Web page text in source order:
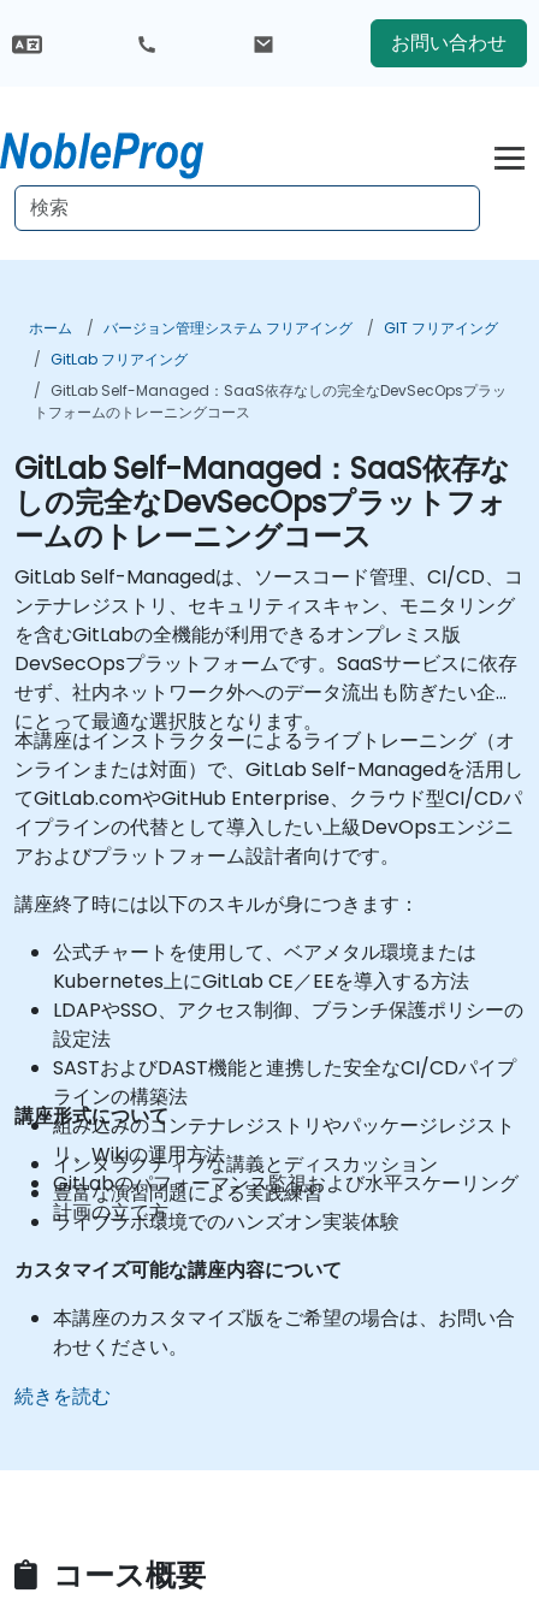
お問い合わせ
ホーム バージョン管理システム フリアイング
GIT フリアイング
GitLab フリアイング
GitLab Self-Managed：SaaS依存なしの完全なDevSecOpsプラッ
トフォームのトレーニングコース
GitLab Self-Managed：SaaS依存な
しの完全なDevSecOpsプラットフォ
ームのトレーニングコース
GitLab Self-Managedは、ソースコード管理、CI/CD、コ
ンテナレジストリ、セキュリティスキャン、モニタリング
を含むGitLabの全機能が利用できるオンプレミス版
DevSecOpsプラットフォームです。SaaSサービスに依存
せず、社内ネットワーク外へのデータ流出も防ぎたい企業
にとって最適な選択肢となります。
本講座はインストラクターによるライブトレーニング（オ
ンラインまたは対面）で、GitLab Self-Managedを活用し
てGitLab.comやGitHub Enterprise、クラウド型CI/CDパ
イプラインの代替として導入したい上級DevOpsエンジニ
アおよびプラットフォーム設計者向けです。
講座終了時には以下のスキルが身につきます：
公式チャートを使用して、ベアメタル環境または
Kubernetes上にGitLab CE／EEを導入する方法
LDAPやSSO、アクセス制御、ブランチ保護ポリシーの
設定法
SASTおよびDAST機能と連携した安全なCI/CDパイプ
ラインの構築法
組み込みのコンテナレジストリやパッケージレジスト
リ、Wikiの運用方法
GitLabのパフォーマンス監視および水平スケーリング
計画の立て方
講座形式について
インタラクティブな講義とディスカッション
豊富な演習問題による実践練習
ライブラボ環境でのハンズオン実装体験
カスタマイズ可能な講座内容について
本講座のカスタマイズ版をご希望の場合は、お問い合
わせください。
続きを読む
コース概要